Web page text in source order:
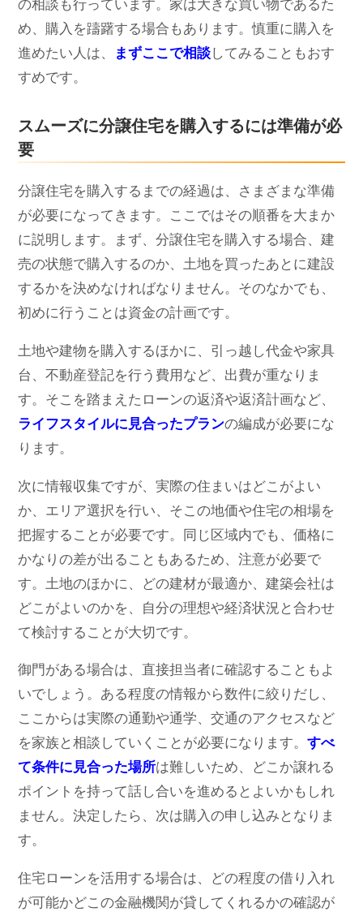
の相談も行っています。家は大きな買い物であるた
め、購入を躊躇する場合もあります。慎重に購入を
進めたい人は、
まずここで相談してみることもおす
すめです。
スムーズに分譲住宅を購入するには準備が必
要
分譲住宅を購入するまでの経過は、さまざまな準備
が必要になってきます。ここではその順番を大まか
に説明します。まず、分譲住宅を購入する場合、建
売の状態で購入するのか、土地を買ったあとに建設
するかを決めなければなりません。そのなかでも、
初めに行うことは資金の計画です。
土地や建物を購入するほかに、引っ越し代金や家具
台、不動産登記を行う費用など、出費が重なりま
す。そこを踏まえたローンの返済や返済計画など、
ライフスタイルに見合ったプランの編成が必要にな
ります。
次に情報収集ですが、実際の住まいはどこがよい
か、エリア選択を行い、そこの地価や住宅の相場を
把握することが必要です。同じ区域内でも、価格に
かなりの差が出ることもあるため、注意が必要で
す。土地のほかに、どの建材が最適か、建築会社は
どこがよいのかを、自分の理想や経済状況と合わせ
て検討することが大切です。
御門がある場合は、直接担当者に確認することもよ
いでしょう。ある程度の情報から数件に絞りだし、
ここからは実際の通勤や通学、交通のアクセスなど
を家族と相談していくことが必要になります。 すべ
て条件に見合った場所は難しいため、どこか譲れる
ポイントを持って話し合いを進めるとよいかもしれ
ません。決定したら、次は購入の申し込みとなりま
す。
住宅ローンを活用する場合は、どの程度の借り入れ
が可能かどこの金融機関が貸してくれるかの確認が